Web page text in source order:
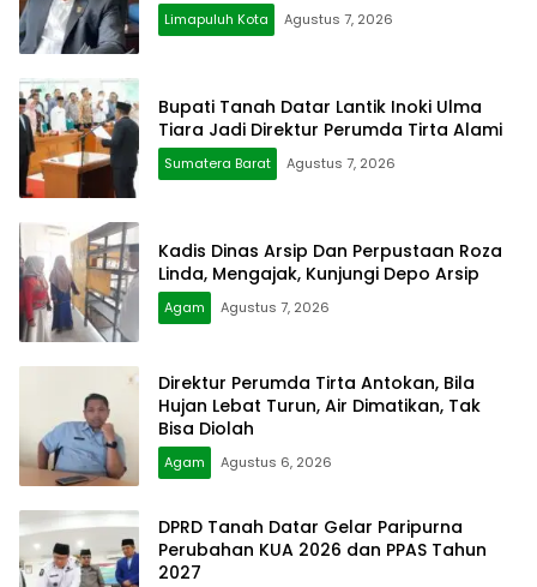
Limapuluh Kota Agustus 7, 2026
Bupati Tanah Datar Lantik Inoki Ulma
Tiara Jadi Direktur Perumda Tirta Alami
Sumatera Barat Agustus 7, 2026
Kadis Dinas Arsip Dan Perpustaan Roza
Linda, Mengajak, Kunjungi Depo Arsip
Agam Agustus 7, 2026
Direktur Perumda Tirta Antokan, Bila
Hujan Lebat Turun, Air Dimatikan, Tak
Bisa Diolah
Agam Agustus 6, 2026
DPRD Tanah Datar Gelar Paripurna
Perubahan KUA 2026 dan PPAS Tahun
2027